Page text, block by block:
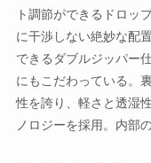
ト調節ができるドロッ
に干渉しない絶妙な配
できるダブルジッパー
にもこだわっている。
性を誇り、軽さと透湿
ノロジーを採用。内部